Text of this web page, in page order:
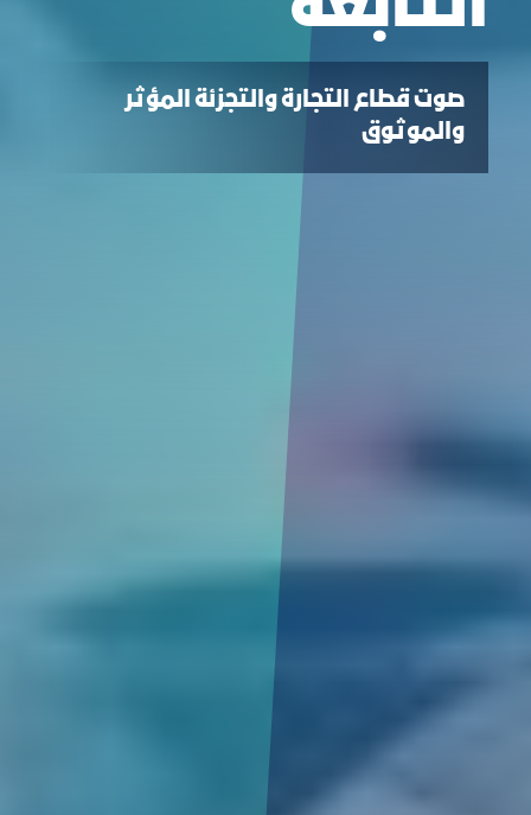
صوت قطاع التجارة والتجزئة المؤثر
والموثوق